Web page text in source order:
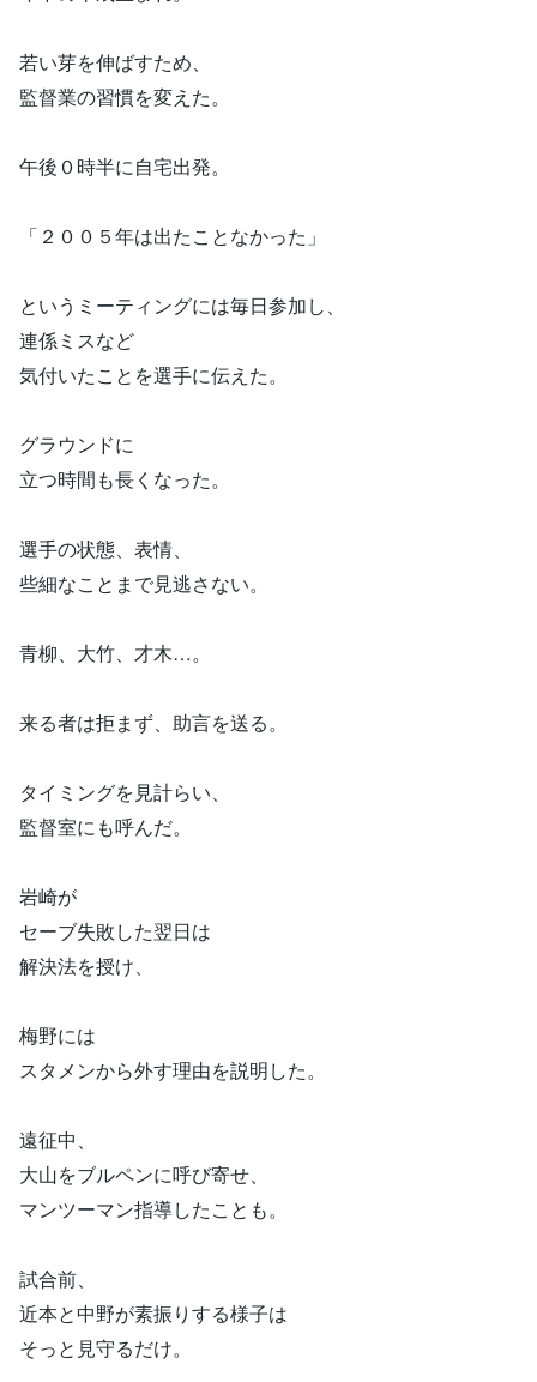
若い芽を伸ばすため、
監督業の習慣を変えた。
午後０時半に自宅出発。
「２００５年は出たことなかった」
というミーティングには毎日参加し、
連係ミスなど
気付いたことを選手に伝えた。
グラウンドに
立つ時間も長くなった。
選手の状態、表情、
些細なことまで見逃さない。
青柳、大竹、才木…。
来る者は拒まず、助言を送る。
タイミングを見計らい、
監督室にも呼んだ。
岩崎が
セーブ失敗した翌日は
解決法を授け、
梅野には
スタメンから外す理由を説明した。
遠征中、
大山をブルペンに呼び寄せ、
マンツーマン指導したことも。
試合前、
近本と中野が素振りする様子は
そっと見守るだけ。